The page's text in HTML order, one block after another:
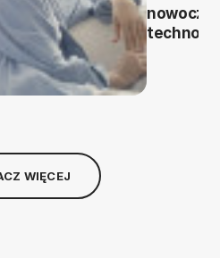
WIĘCEJ